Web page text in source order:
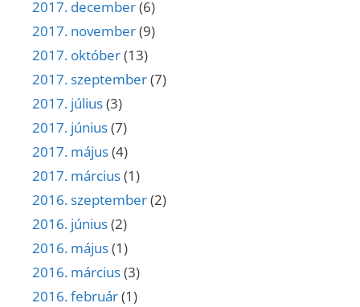
2017. december(6)
2017. november(9)
2017. október(13)
2017. szeptember(7)
2017. július(3)
2017. június(7)
2017. május(4)
2017. március(1)
2016. szeptember(2)
2016. június(2)
2016. május(1)
2016. március(3)
2016. február(1)